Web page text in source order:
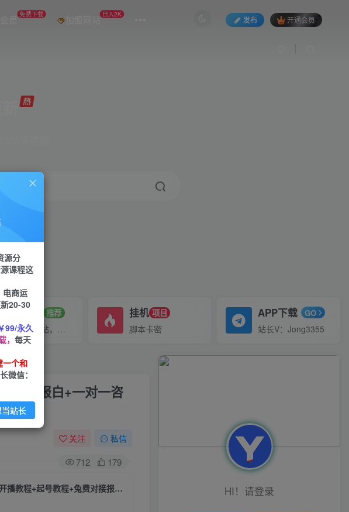
员 免费下载 加盟网站 日入2K
发布 开通会员
招募站长 推荐
搭建同款网站，自己当老板
挂机 项目
脚本卡密
APP下载 GO
站长V：Jong3355
对接报白+一对一咨
关注 私信
712 179
2023年抖音最新最火爆弹幕互动游戏–远古战争【开播教程+起号教程+兔费对接报白+一对一咨询服务+直播间搭建指导】 HI！请登录
源分
课程这
电商运
20-30
99/永久
， 每天
一个和
微信：
站长